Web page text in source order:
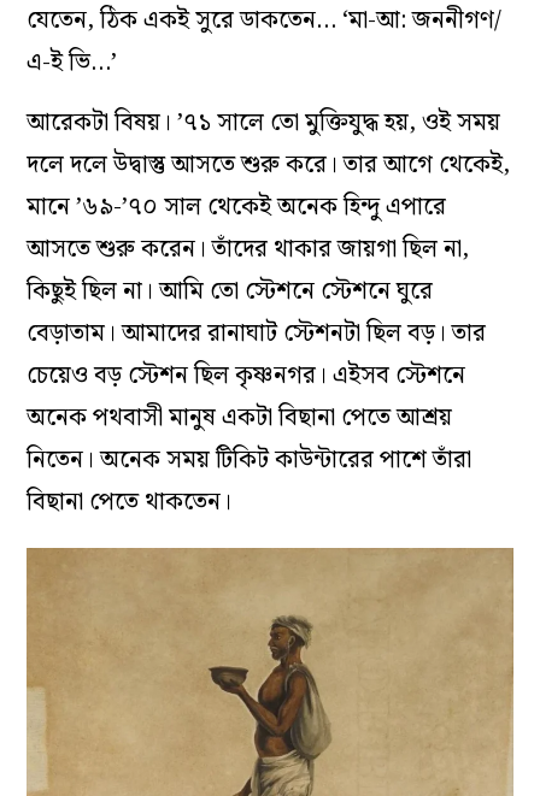
যেতেন, ঠিক একই সুরে ডাকতেন… ‘মা-আ: জননীগণ/
এ-ই ভি…’
আরেকটা বিষয়। ’৭১ সালে তো মুক্তিযুদ্ধ হয়, ওই সময়
দলে দলে উদ্বাস্তু আসতে শুরু করে। তার আগে থেকেই,
মানে ’৬৯-’৭০ সাল থেকেই অনেক হিন্দু এপারে
আসতে শুরু করেন। তাঁদের থাকার জায়গা ছিল না,
কিছুই ছিল না। আমি তো স্টেশনে স্টেশনে ঘুরে
বেড়াতাম। আমাদের রানাঘাট স্টেশনটা ছিল বড়। তার
চেয়েও বড় স্টেশন ছিল কৃষ্ণনগর। এইসব স্টেশনে
অনেক পথবাসী মানুষ একটা বিছানা পেতে আশ্রয়
নিতেন। অনেক সময় টিকিট কাউন্টারের পাশে তাঁরা
বিছানা পেতে থাকতেন।